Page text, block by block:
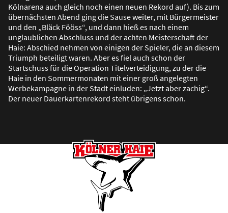
Kölnarena auch gleich noch einen neuen Rekord auf). Bis zum
übernächsten Abend ging die Sause weiter, mit Bürgermeister
und den „Bläck Fööss“, und dann hießes nach einem
unglaublichen Abschluss und der achten Meisterschaft der
Haie: Abschied nehmen von einigen der Spieler, die an diesem
Triumph beteiligt waren. Aber es fiel auch schon der
Startschuss für die Operation Titelverteidigung, zu der die
Haie in den Sommermonaten mit einer großangelegten
Werbekampagne in der Stadt einluden: „Jetzt aber zachig“.
Der neuer Dauerkartenrekord steht übrigens schon.